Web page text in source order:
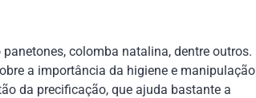
colomba natalina, dentre outros.
a importância da higiene e manipulação
da precificação, que ajuda bastante a